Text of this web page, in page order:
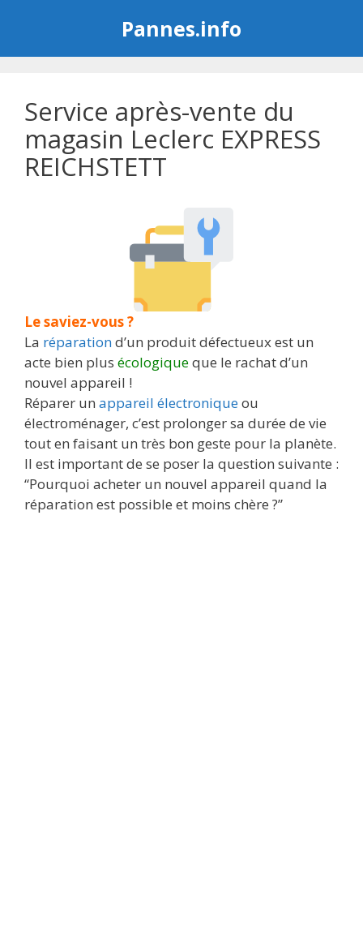
Pannes.info
Service après-vente du
magasin Leclerc EXPRESS
REICHSTETT
Le saviez-vous ?
La réparationd’un produit défectueux est un
acte bien plus écologiqueque le rachat d’un
nouvel appareil !
Réparer un appareil électroniqueou
électroménager, c’est prolonger sa durée de vie
tout en faisant un très bon geste pour la planète.
Il est important de se poser la question suivante :
“Pourquoi acheter un nouvel appareil quand la
réparation est possible et moins chère ?”